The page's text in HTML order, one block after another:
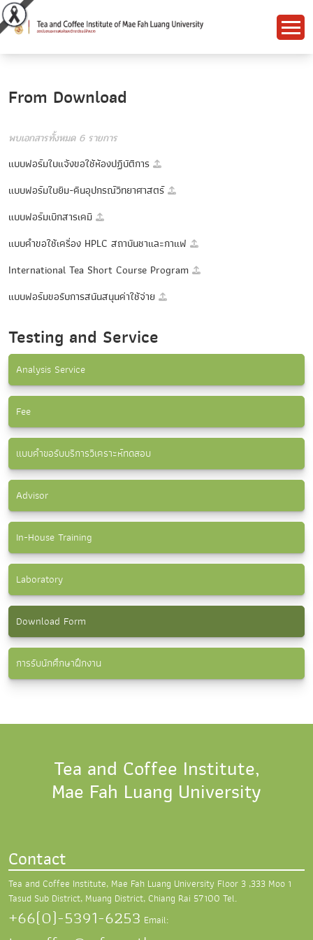
From Download
พบเอกสารทั้งหมด 6 รายการ
แบบฟอร์มใบแจ้งขอใช้ห้องปฏิบัติการ
แบบฟอร์มใบยืม-คืนอุปกรณ์วิทยาศาสตร์
แบบฟอร์มเบิกสารเคมี
แบบคำขอใช้เครื่อง HPLC สถาบันชาและกาแฟ
International Tea Short Course Program
แบบฟอร์มขอรับการสนันสนุนค่าใช้จ่าย
Testing and Service
Analysis Service
Fee
แบบคำขอรับบริการวิเคราะห์ทดสอบ
Advisor
In-House Training
Laboratory
Download Form
การรับนักศึกษาฝึกงาน
Tea and Coffee Institute,
Mae Fah Luang University
Contact
Tea and Coffee Institute, Mae Fah Luang University Floor 3 ,333 Moo 1
Tasud Sub District, Muang District, Chiang Rai 57100 Tel.
+66(0)-5391-6253 Email: